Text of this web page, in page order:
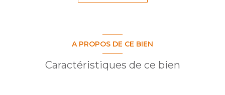
A PROPOS DE CE BIEN
Caractéristiques de ce bien